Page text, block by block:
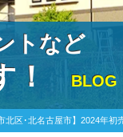
トなど
BLOG
北区･北名古屋市】2024年